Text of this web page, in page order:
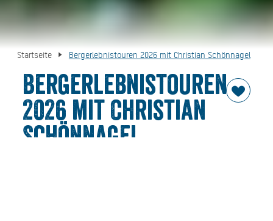
Startseite Bergerlebnistouren 2026 mit Christian Schönnagel
Bergerlebnistouren
2026 mit Christian
Schönnagel